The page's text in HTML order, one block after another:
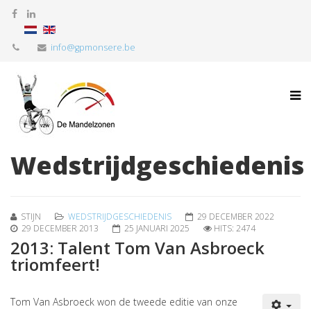
info@gpmonsere.be
Wedstrijdgeschiedenis
STIJN WEDSTRIJDGESCHIEDENIS
29 DECEMBER 2022
29 DECEMBER 2013
25 JANUARI 2025 HITS: 2474
2013: Talent Tom Van Asbroeck
triomfeert!
Tom Van Asbroeck won de tweede editie van onze